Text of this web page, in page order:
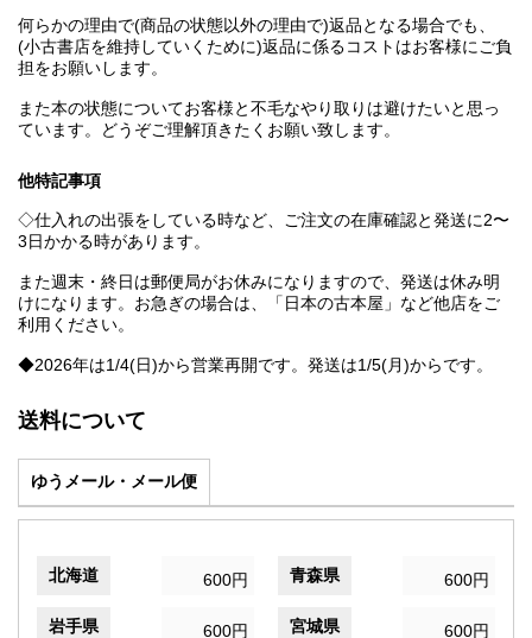
何らかの理由で(商品の状態以外の理由で)返品となる場合でも、
(小古書店を維持していくために)返品に係るコストはお客様にご負
担をお願いします。
また本の状態についてお客様と不毛なやり取りは避けたいと思っ
ています。どうぞご理解頂きたくお願い致します。
他特記事項
◇仕入れの出張をしている時など、ご注文の在庫確認と発送に2〜
3日かかる時があります。
また週末・終日は郵便局がお休みになりますので、発送は休み明
けになります。お急ぎの場合は、「日本の古本屋」など他店をご
利用ください。
◆2026年は1/4(日)から営業再開です。発送は1/5(月)からです。
送料について
ゆうメール・メール便
北海道 600円 青森県 600円
岩手県 600円 宮城県 600円